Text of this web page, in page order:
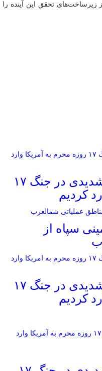
زیرساخت‌های تحقق این آینده را
سردار رضایی: ضربات شدیدی در جنگ ۱۷
کردیم
سپاه از
سردار رضایی: ضربات شدیدی در جنگ ۱۷
کردیم